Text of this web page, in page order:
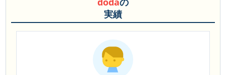
実績